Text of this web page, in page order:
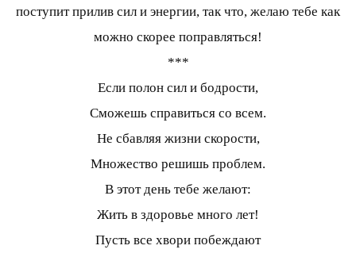
поступит прилив сил и энергии, так что, желаю тебе как
можно скорее поправляться!
***
Если полон сил и бодрости,
Сможешь справиться со всем.
Не сбавляя жизни скорости,
Множество решишь проблем.
В этот день тебе желают:
Жить в здоровье много лет!
Пусть все хвори побеждают